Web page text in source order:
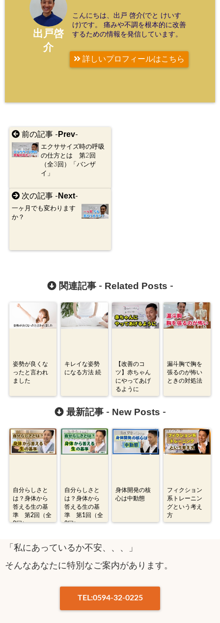
出戸啓
介
こんにちは、出戸 啓介(でと けいす
け)です。 痛みや不調を根本的に改善
するための情報を発信しています。
詳しいプロフィールはこちら
前の記事 - Prev-
エクササイズ時の呼吸
の仕方とは 第2回
（全3回）「バンザ
イ」
次の記事 - Next-
一ヶ月でも変わります
か？
関連記事 - Related Posts -
姿勢が良くな
ったと言われ
ました
キレイな姿勢
になる方法 続
【改善のコ
ツ】赤ちゃん
にやってあげ
るように
漏斗胸で胸を
張るのが怖い
ときの対処法
最新記事 - New Posts -
自分らしさと
は？身体から
答える生の基
準 第2回（全
2回）
自分らしさと
は？身体から
答える生の基
準 第1回（全
2回）
身体開発の核
心は中動態
フィクション
系トレーニン
グという考え
方
「私にあっているか不安、、、」
そんなあなたに特別なご案内があります。
TEL:0594-32-0225